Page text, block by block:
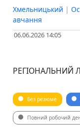
Хмельницький |
авчання
06.06.2026 14:05
РЕГІОНАЛЬНИЙ
Без резюме
Повний робочий